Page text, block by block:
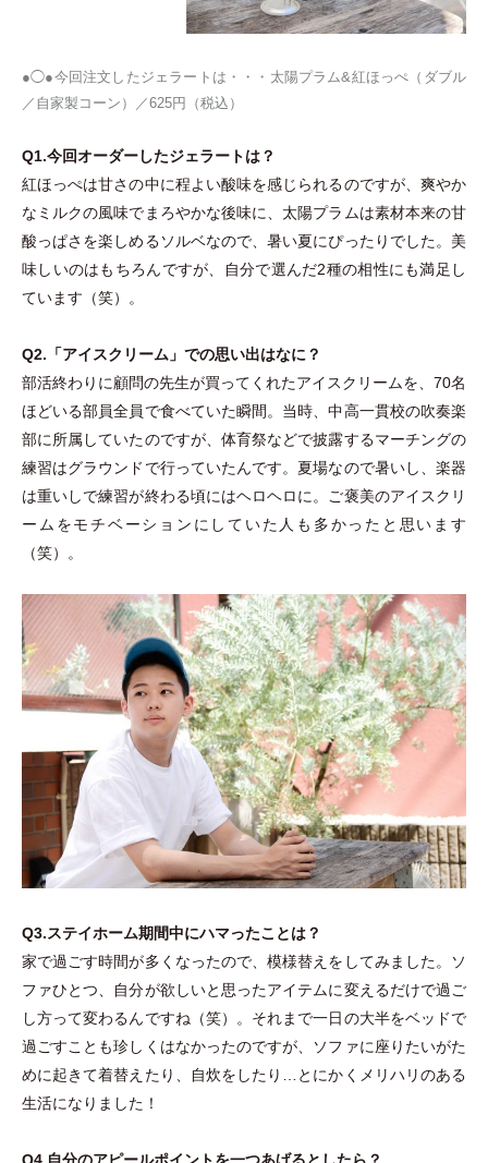
●◯●今回注文したジェラートは ・ ・ ・ 太陽プラム&紅ほっぺ （ ダブル
／自家製コーン ） ／625円 （税込 ）
Q1.今回オーダーしたジェラートは？
紅ほっぺは甘さの中に程よい酸味を感じられるのですが、爽やか
なミルクの風味でまろやかな後味に、太陽プラムは素材本来の甘
酸っぱさを楽しめるソルベなので、暑い夏にぴったりでした。美
味しいのはもちろんですが、自分で選んだ2種の相性にも満足し
ています （笑） 。
Q2. 「アイスクリーム 」 での思い出はなに？
部活終わりに顧問の先生が買ってくれたアイスクリームを、70名
ほどいる部員全員で食べていた瞬間。当時、中高一貫校の吹奏楽
部に所属していたのですが、体育祭などで披露するマーチングの
練習はグラウンドで行っていたんです。夏場なので暑いし、楽器
は重いしで練習が終わる頃にはヘロヘロに。ご褒美のアイスクリ
ームをモチベーションにしていた人も多かったと思います
（笑） 。
Q3.ステイホーム期間中にハマったことは？
家で過ごす時間が多くなったので、模様替えをしてみました。ソ
ファひとつ、自分が欲しいと思ったアイテムに変えるだけで過ご
し方って変わるんですね （笑）
。それまで一日の大半をベッドで
過ごすことも珍しくはなかったのですが、ソファに座りたいがた
めに起きて着替えたり、自炊をしたり…とにかくメリハリのある
生活になりました！